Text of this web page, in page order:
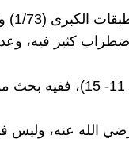
ووري عنه:
رضي الله عنه،